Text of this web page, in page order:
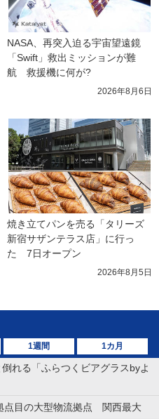
NASA、再突入迫る宇宙望遠鏡
「Swift」救出ミッションが難
航　救援機に何が?
2026年8月6日
焼き立てパンを売る「タリーズ
新宿サザンテラス店」に行っ
た　7日オープン
2026年8月5日
1週間 1カ月
れる「ふらつくビアグラスbyよ
点目の大型物流拠点 関西最大